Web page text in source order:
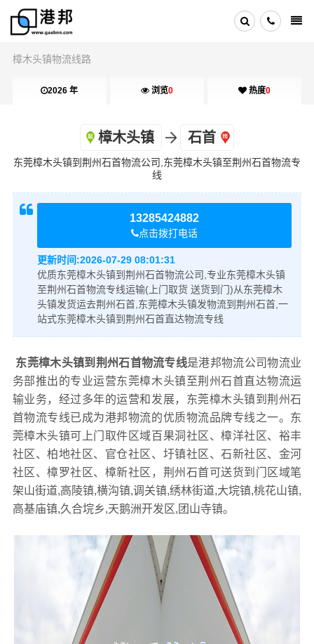
樟木头镇物流线路
2026 年 浏览0 热度0
樟木头镇 石首
东莞樟木头镇到荆州石首物流公司,东莞樟木头镇至荆州石首物流专
线
13285424882
点击拨打电话
更新时间:2026-07-29 08:01:31
优质东莞樟木头镇到荆州石首物流公司,专业东莞樟木头镇
至荆州石首物流专线运输(上门取货 送货到门)从东莞樟木
头镇发货运去荆州石首,东莞樟木头镇发物流到荆州石首,一
站式东莞樟木头镇到荆州石首直达物流专线
东莞樟木头镇到荆州石首物流专线是港邦物流公司物流业
务部推出的专业运营东莞樟木头镇至荆州石首直达物流运
输业务，经过多年的运营和发展，东莞樟木头镇到荆州石
首物流专线已成为港邦物流的优质物流品牌专线之一。东
莞樟木头镇可上门取件区域百果洞社区、樟洋社区、裕丰
社区、柏地社区、官仓社区、圩镇社区、石新社区、金河
社区、樟罗社区、樟新社区，荆州石首可送货到门区域笔
架山街道,高陵镇,横沟镇,调关镇,绣林街道,大垸镇,桃花山镇,
高基庙镇,久合垸乡,天鹅洲开发区,团山寺镇。